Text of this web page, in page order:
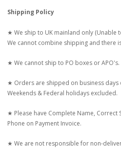
Shipping Policy
★ We ship to UK mainland only (Unable
We cannot combine shipping and there
★ We cannot ship to PO boxes or APO's.
★ Orders are shipped on business days
Weekends & Federal holidays excluded.
★ Please have Complete Name, Correct
Phone on Payment Invoice.
★ We are not responsible for non-